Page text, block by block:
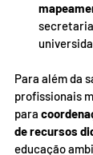
Para além da
profissionais
para
de recursos
educação